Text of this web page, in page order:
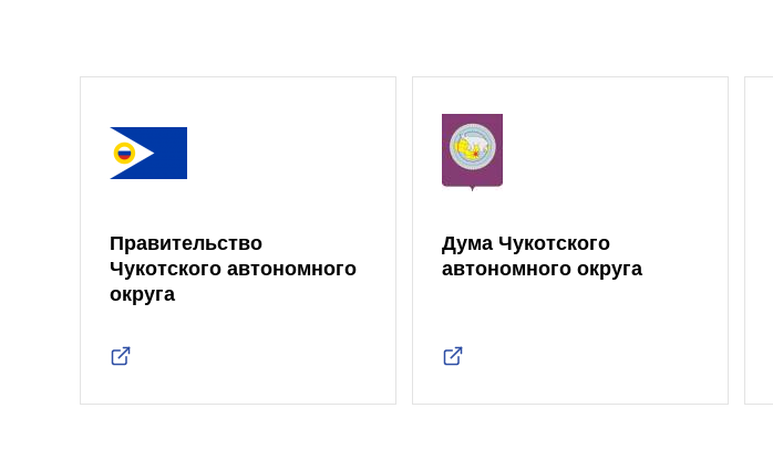
Правительство
Чукотского автономного
округа
Дума Чукотского
автономного округа